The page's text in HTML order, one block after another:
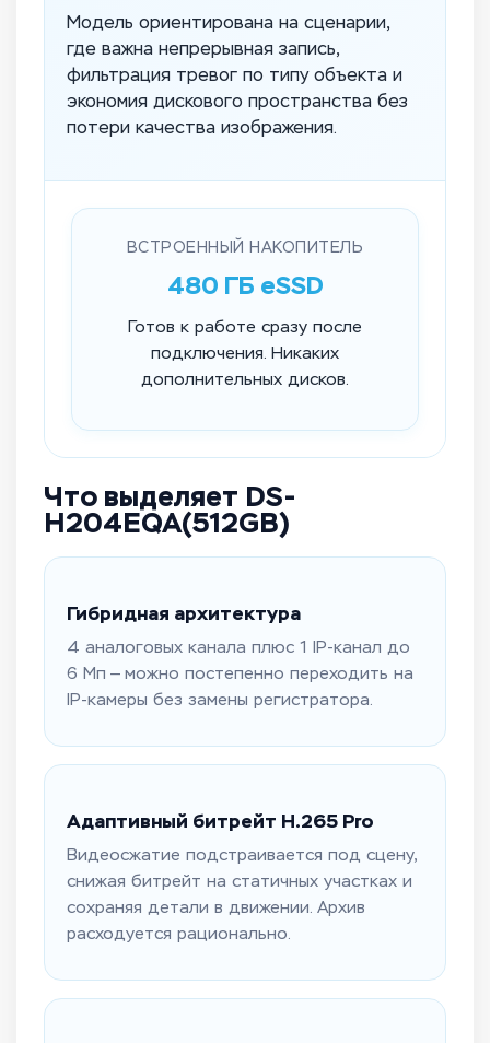
Модель ориентирована на сценарии,
где важна непрерывная запись,
фильтрация тревог по типу объекта и
экономия дискового пространства без
потери качества изображения.
ВСТРОЕННЫЙ НАКОПИТЕЛЬ
480 ГБ eSSD
Готов к работе сразу после
подключения. Никаких
дополнительных дисков.
Что выделяет DS-
H204EQA(512GB)
Гибридная архитектура
4 аналоговых канала плюс 1 IP-канал до
6 Мп — можно постепенно переходить на
IP-камеры без замены регистратора.
Адаптивный битрейт H.265 Pro
Видеосжатие подстраивается под сцену,
снижая битрейт на статичных участках и
сохраняя детали в движении. Архив
расходуется рационально.